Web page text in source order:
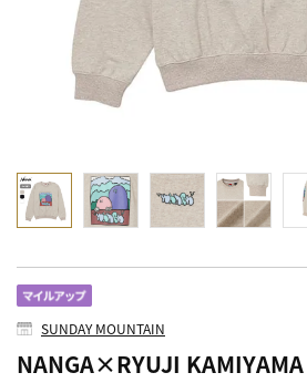
SUNDAY MOUNTAIN
NANGA×RYUJI